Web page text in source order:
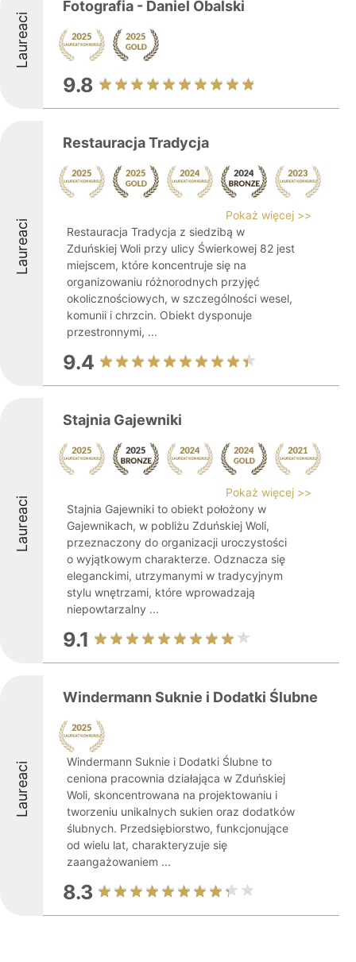
Laureaci
Fotografia - Daniel Obalski
9.8
Laureaci
Restauracja Tradycja
Pokaż więcej >>
Restauracja Tradycja z siedzibą w
Zduńskiej Woli przy ulicy Świerkowej 82 jest
miejscem, które koncentruje się na
organizowaniu różnorodnych przyjęć
okolicznościowych, w szczególności wesel,
komunii i chrzcin. Obiekt dysponuje
przestronnymi, ...
9.4
Laureaci
Stajnia Gajewniki
Pokaż więcej >>
Stajnia Gajewniki to obiekt położony w
Gajewnikach, w pobliżu Zduńskiej Woli,
przeznaczony do organizacji uroczystości
o wyjątkowym charakterze. Odznacza się
eleganckimi, utrzymanymi w tradycyjnym
stylu wnętrzami, które wprowadzają
niepowtarzalny ...
9.1
Laureaci
Windermann Suknie i Dodatki Ślubne
Windermann Suknie i Dodatki Ślubne to
ceniona pracownia działająca w Zduńskiej
Woli, skoncentrowana na projektowaniu i
tworzeniu unikalnych sukien oraz dodatków
ślubnych. Przedsiębiorstwo, funkcjonujące
od wielu lat, charakteryzuje się
zaangażowaniem ...
8.3